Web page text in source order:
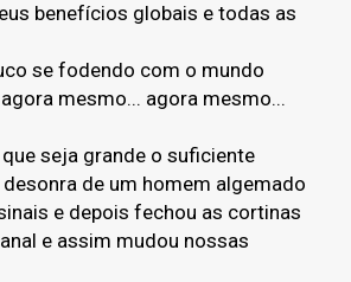
benefícios globais e todas as
se fodendo com o mundo
mesmo... agora mesmo...
seja grande o suficiente
de um homem algemado
e depois fechou as cortinas
e assim mudou nossas